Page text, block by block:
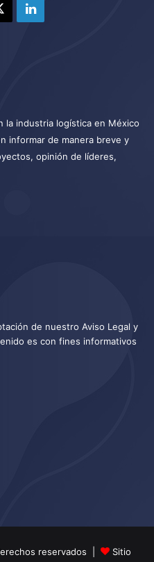
LinkedIn
la industria logística en México
informar de manera breve y
opinión de líderes,
de nuestro Aviso Legal y
es con fines informativos
reservados | Sitio